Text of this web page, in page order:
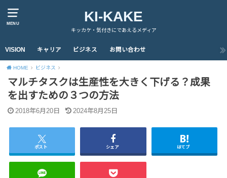
MENU KI-KAKE
キッカケ・気付きにであえるメディア
VISION キャリア ビジネス お問い合わせ
HOME ビジネス
マルチタスクは生産性を大きく下げる？成果
を出すための３つの方法
2018年6月20日 2024年8月25日
ポスト シェア はてブ